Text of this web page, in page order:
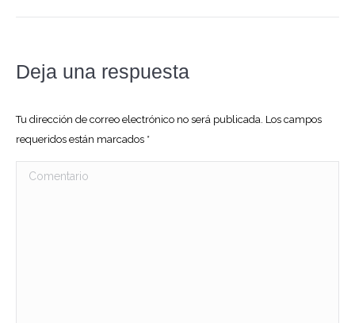
Deja una respuesta
Tu dirección de correo electrónico no será publicada. Los campos
requeridos están marcados *
Comentario